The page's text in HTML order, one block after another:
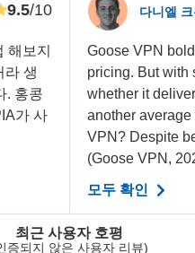
최근 사용자 호평
증되지 않은 사용자 리뷰)
9.5/10
해보지
라 생
. 홍콩
가 사
다니엘
Goose VPN
pricing. But with
whether it
another
VPN? Despite
(Goose VPN,
모두 확인